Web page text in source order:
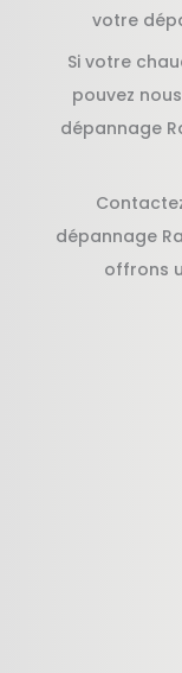
votre
Si votre
pouvez
dépannage
dépannage
offrons